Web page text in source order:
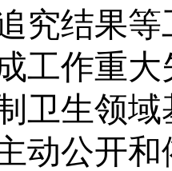
究结果
工作重
卫生领
动公开